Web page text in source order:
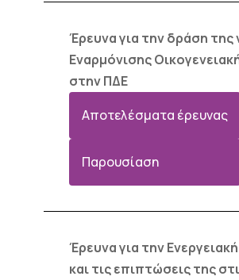
Έρευνα για την δράση της
Εναρμόνισης
στην ΠΔΕ
Αποτελέσματα έρευνας
Παρουσίαση
Έρευνα για την
και τις επιπτώσεις της